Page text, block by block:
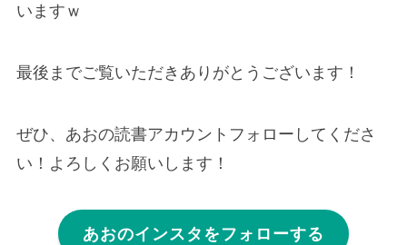
いますｗ
最後までご覧いただきありがとうございます！
ぜひ、あおの読書アカウントフォローしてくださ
い！よろしくお願いします！
あおのインスタをフォローする